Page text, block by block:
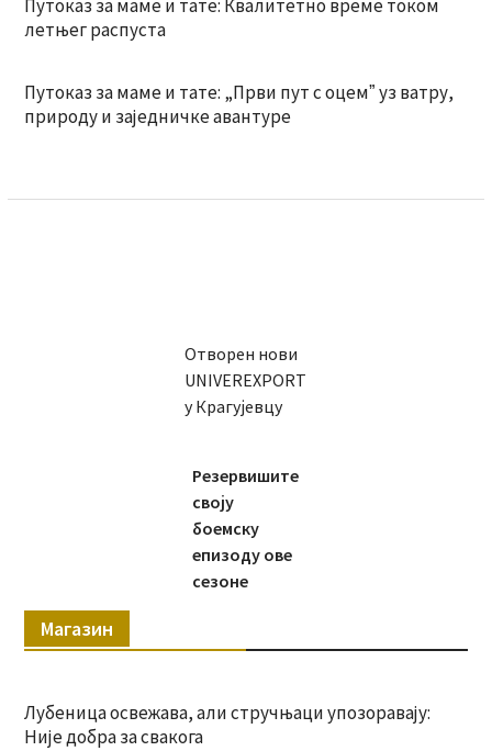
Путоказ за маме и тате: Квалитетно време током
летњег распуста
Путоказ за маме и тате: „Први пут с оцемˮ уз ватру,
природу и заједничке авантуре
Отворен нови
UNIVEREXPORT
у Крагујевцу
Резервишите
своју
боемску
епизоду ове
сезоне
Магазин
Лубеница освежава, али стручњаци упозоравају:
Није добра за свакога